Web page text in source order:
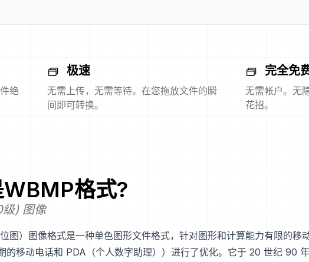
绝
极速
无需上传，无需等待。在您拖放文件的瞬
间即可转换。
完全免
无需帐户。无
花招。
WBMP格式?
) 图像
图）图像格式是一种单色图形文件格式，针对图形和计算能力有限的移
的移动电话和 PDA（个人数字助理））进行了优化。它于 20 世纪 90